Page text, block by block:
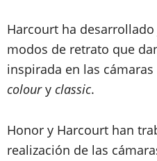
Harcourt ha
modos de retrato que
inspirada en las
coloury classic.
Honor y Harcourt han
realización de las